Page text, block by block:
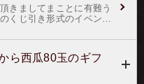
きましてまことに有難う
くじ引き形式のイベント
した。また、沢山のご愛
ました。夏の西瓜祭イベ
３９８０００円賞金
置 黄・赤・赤・赤・
ら西瓜80玉のギフ